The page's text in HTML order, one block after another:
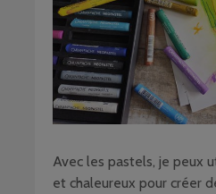
Avec les pastels, je peux
et chaleureux pour créer